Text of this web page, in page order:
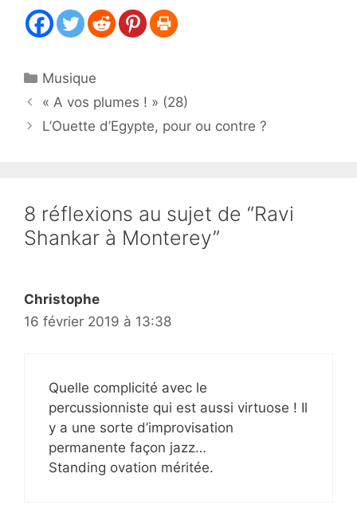
Catégories
Musique
« A vos plumes ! » (28)
L’Ouette d’Egypte, pour ou contre ?
8 réflexions au sujet de “Ravi
Shankar à Monterey”
Christophe
16 février 2019 à 13:38
Quelle complicité avec le
percussionniste qui est aussi virtuose ! Il
y a une sorte d’improvisation
permanente façon jazz…
Standing ovation méritée.